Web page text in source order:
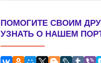
ПОМОГИТЕ СВОИМ
УЗНАТЬ О НАШЕМ